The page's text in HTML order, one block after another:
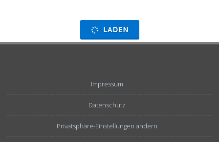
LADEN
Impressum
Datenschutz
Privatsphäre-Einstellungen ändern